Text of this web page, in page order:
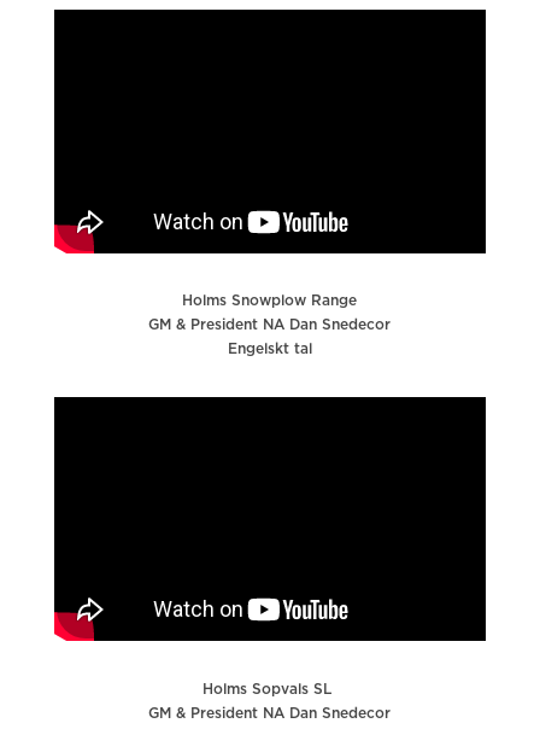
Holms Snowplow Range
GM & President NA Dan Snedecor
Engelskt tal
Holms Sopvals SL
GM & President NA Dan Snedecor